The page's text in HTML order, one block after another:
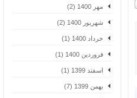
مهر 1400 (2)
شهریور 1400 (2)
خرداد 1400 (1)
فروردین 1400 (1)
اسفند 1399 (1)
بهمن 1399 (7)